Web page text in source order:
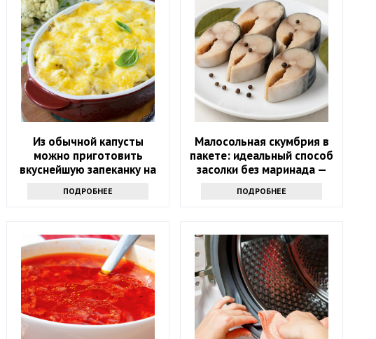
Из обычной капусты
можно приготовить
вкуснейшую запеканку на
года
ПОДРОБНЕЕ
Малосольная скумбрия в
пакете: идеальный способ
засолки без маринада —
ПОДРОБНЕЕ